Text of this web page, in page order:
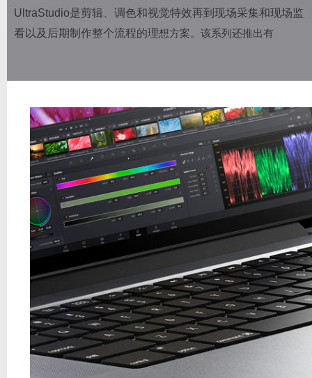
UltraStudio是剪辑、调色和视觉特效再到现场采集和现场监
看以及后期制作整个流程的理想方案。该系列还推出有